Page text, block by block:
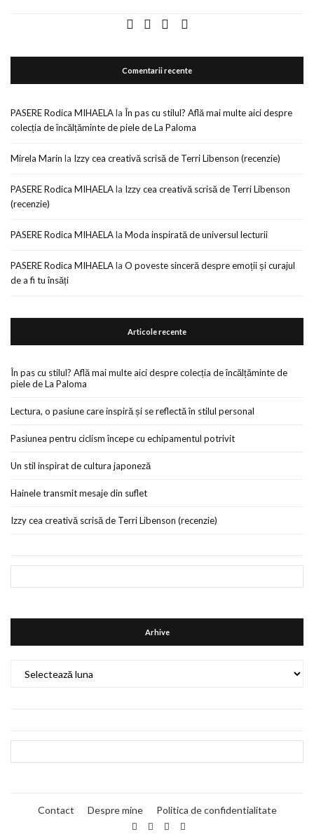
Comentarii recente
PASERE Rodica MIHAELAla În pas cu stilul? Află mai multe aici despre
colecția de încălțăminte de piele de La Paloma
Mirela Marin la Izzy cea creativă scrisă de Terri Libenson (recenzie)
PASERE Rodica MIHAELAla Izzy cea creativă scrisă de Terri Libenson
(recenzie)
PASERE Rodica MIHAELAla Moda inspirată de universul lecturii
PASERE Rodica MIHAELAla O poveste sinceră despre emoții și curajul
de a fi tu însăți
Articole recente
În pas cu stilul? Află mai multe aici despre colecția de încălțăminte de
piele de La Paloma
Lectura, o pasiune care inspiră și se reflectă în stilul personal
Pasiunea pentru ciclism începe cu echipamentul potrivit
Un stil inspirat de cultura japoneză
Hainele transmit mesaje din suflet
Izzy cea creativă scrisă de Terri Libenson (recenzie)
Arhive
Contact Despre mine Politica de confidentialitate